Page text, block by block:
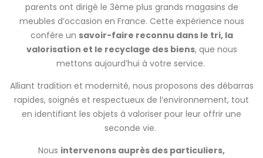
parents ont dirigé le 3ème plus grands magasins de
meubles d’occasion en France. Cette expérience nous
confère un savoir-faire reconnu dans le tri, la
valorisation et le recyclage des biens, que nous
mettons aujourd’hui à votre service.
Alliant tradition et modernité, nous proposons des débarras
rapides, soignés et respectueux de l’environnement, tout
en identifiant les objets à valoriser pour leur offrir une
seconde vie.
Nous intervenons auprès des particuliers,